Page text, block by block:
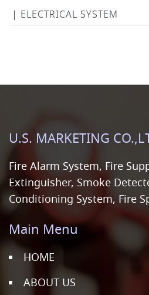
ELECTRICAL SYSTEM
U.S. MARKETING
Fire Alarm System, Fire
Extinguisher, Smoke
Conditioning System, Fire
Main Menu
HOME
ABOUT US